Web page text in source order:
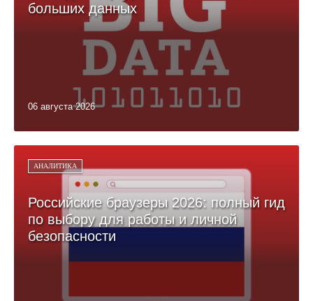
больших данных
06 августа 2026
АНАЛИТИКА
Российские браузеры 2026: полный гид
по выбору для работы и личной
безопасности